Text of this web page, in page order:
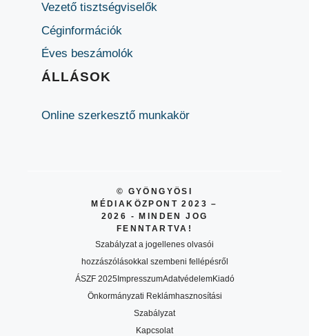
Vezető tisztségviselők
Céginformációk
Éves beszámolók
ÁLLÁSOK
Online szerkesztő munkakör
© GYÖNGYÖSI
MÉDIAKÖZPONT 2023 –
2026 - MINDEN JOG
FENNTARTVA!
Szabályzat a jogellenes olvasói
hozzászólásokkal szembeni fellépésről
ÁSZF 2025ImpresszumAdatvédelemKiadó
Önkormányzati Reklámhasznosítási
Szabályzat
Kapcsolat